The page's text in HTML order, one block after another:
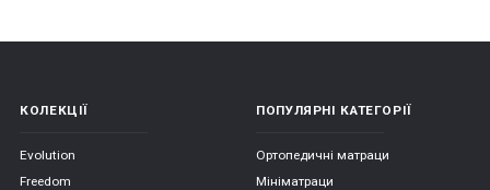
КОЛЕКЦІЇ
Evolution
Freedom
ПОПУЛЯРНІ КАТЕГОРІЇ
Ортопедичні матраци
Мініматраци